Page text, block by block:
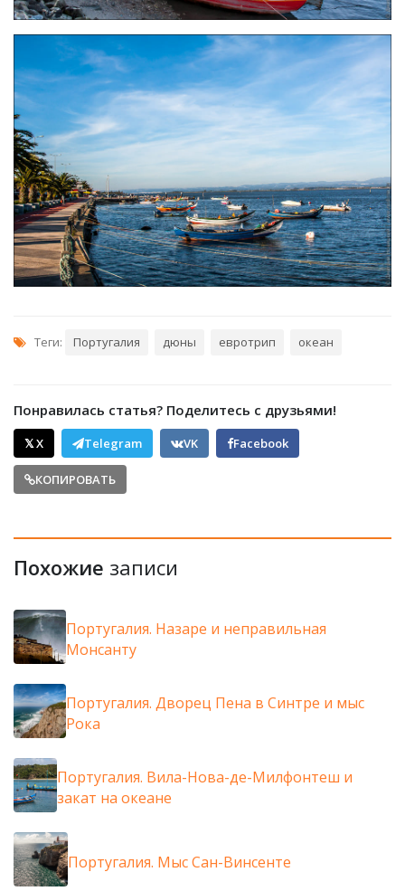
Теги: Португалия дюны евротрип океан
Понравилась статья? Поделитесь с друзьями!
𝕏 X Telegram VK Facebook
КОПИРОВАТЬ
Похожие записи
Португалия. Назаре и неправильная
Монсанту
Португалия. Дворец Пена в Синтре и мыс
Рока
Португалия. Вила-Нова-де-Милфонтеш и
закат на океане
Португалия. Мыс Сан-Винсенте